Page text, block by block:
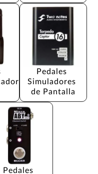
Pedales
Simuladores
de Pantalla
Pedales